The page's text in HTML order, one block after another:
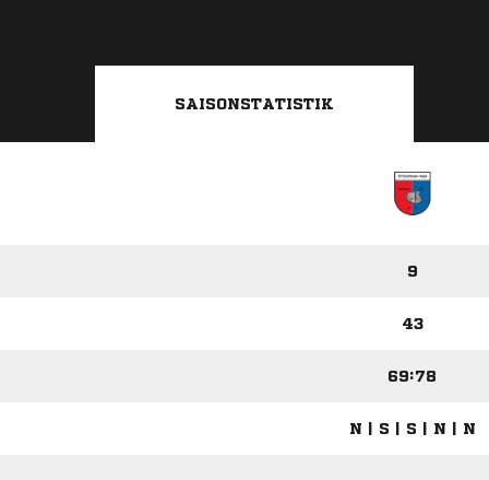
SAISONSTATISTIK
9
43
69:78
N | S | S | N | N